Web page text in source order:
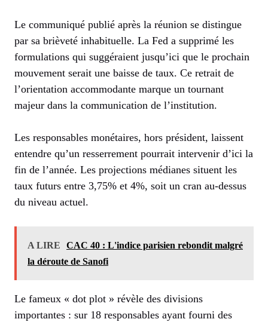
Le communiqué publié après la réunion se distingue
par sa brièveté inhabituelle. La Fed a supprimé les
formulations qui suggéraient jusqu’ici que le prochain
mouvement serait une baisse de taux. Ce retrait de
l’orientation accommodante marque un tournant
majeur dans la communication de l’institution.
Les responsables monétaires, hors président, laissent
entendre qu’un resserrement pourrait intervenir d’ici la
fin de l’année. Les projections médianes situent les
taux futurs entre 3,75% et 4%, soit un cran au-dessus
du niveau actuel.
A LIRE
CAC 40 : L'indice parisien rebondit malgré
la déroute de Sanofi
Le fameux « dot plot » révèle des divisions
importantes : sur 18 responsables ayant fourni des